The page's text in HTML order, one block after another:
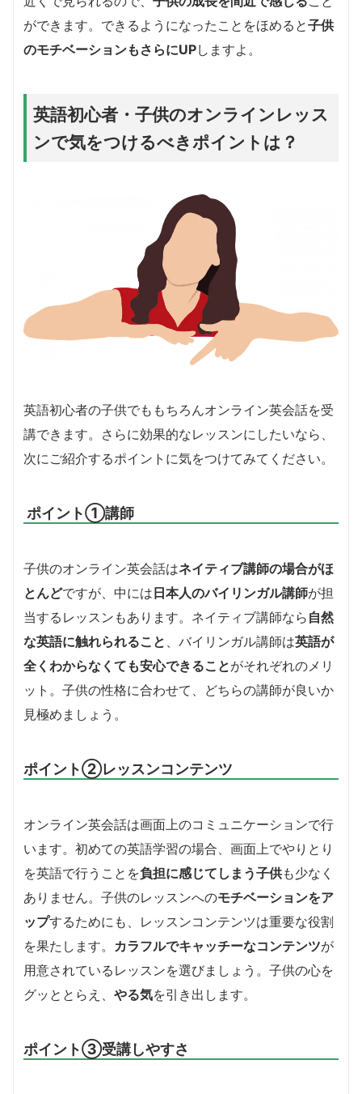
ができます。できるようになったことをほめると子供
のモチベーションもさらにUPしますよ。
英語初心者・子供のオンラインレッス
ンで気をつけるべきポイントは？
英語初心者の子供でももちろんオンライン英会話を受
講できます。さらに効果的なレッスンにしたいなら、
次にご紹介するポイントに気をつけてみてください。
ポイント①講師
子供のオンライン英会話はネイティブ講師の場合がほ
とんどですが、中には日本人のバイリンガル講師が担
当するレッスンもあります。ネイティブ講師なら 自然
な英語に触れられること 、バイリンガル講師は英語が
全くわからなくても安心できることがそれぞれのメリ
ット。子供の性格に合わせて、どちらの講師が良いか
見極めましょう。
ポイント②レッスンコンテンツ
オンライン英会話は画面上のコミュニケーションで行
います。初めての英語学習の場合、画面上でやりとり
を英語で行うことを負担に感じてしまう子供も少なく
ありません。子供のレッスンへのモチベーションをア
ップするためにも、レッスンコンテンツは重要な役割
を果たします。 カラフルでキャッチーなコンテンツが
用意されているレッスンを選びましょう。子供の心を
グッととらえ、 やる気を引き出します。
ポイント③受講しやすさ